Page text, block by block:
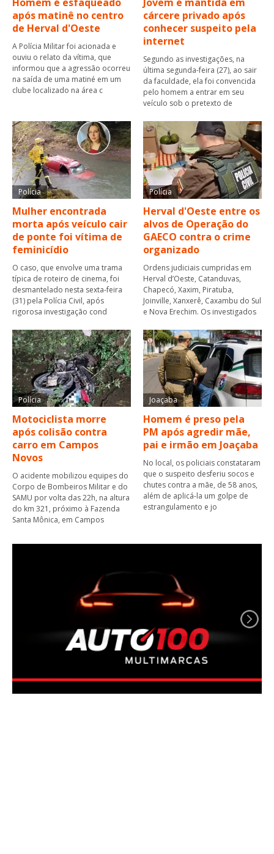
após matinê no centro
de Herval d'Oeste
A Polícia Militar foi acionada e
ouviu o relato da vítima, que
informou que a agressão ocorreu
na saída de uma matiné em um
clube localizado na área c
cárcere privado após
conhecer suspeito pela
internet
Segundo as investigações, na
última segunda-feira (27), ao sair
da faculdade, ela foi convencida
pelo homem a entrar em seu
veículo sob o pretexto de
Polícia
Mulher encontrada
morta após veículo cair
de ponte foi vítima de
feminicídio
O caso, que envolve uma trama
típica de roteiro de cinema, foi
desmantelado nesta sexta-feira
(31) pela Polícia Civil, após
rigorosa investigação cond
Polícia
Herval d'Oeste entre os
alvos de Operação do
GAECO contra o crime
organizado
Ordens judiciais cumpridas em
Herval d’Oeste, Catanduvas,
Chapecó, Xaxim, Piratuba,
Joinville, Xanxerê, Caxambu do Sul
e Nova Erechim. Os investigados
Polícia
Motociclista morre
após colisão contra
carro em Campos
Novos
O acidente mobilizou equipes do
Corpo de Bombeiros Militar e do
SAMU por volta das 22h, na altura
do km 321, próximo à Fazenda
Santa Mônica, em Campos
Joaçaba
Homem é preso pela
PM após agredir mãe,
pai e irmão em Joaçaba
No local, os policiais constataram
que o suspeito desferiu socos e
chutes contra a mãe, de 58 anos,
além de aplicá-la um golpe de
estrangulamento e jo